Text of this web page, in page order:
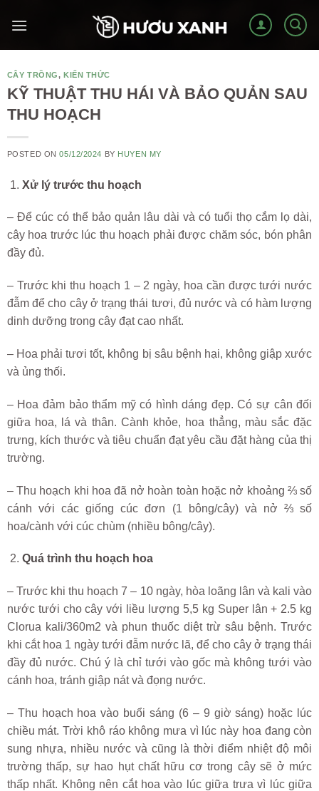
CÂY TRỒNG, KIẾN THỨC
KỸ THUẬT THU HÁI VÀ BẢO QUẢN SAU
THU HOẠCH
POSTED ON05/12/2024 BY HUYEN MY
Xử lý trước thu hoạch
– Để cúc có thể bảo quản lâu dài và có tuổi thọ cắm lọ dài,
cây hoa trước lúc thu hoạch phải được chăm sóc, bón phân
đầy đủ.
– Trước khi thu hoạch 1 – 2 ngày, hoa cần được tưới nước
đẫm để cho cây ở trạng thái tươi, đủ nước và có hàm lượng
dinh dưỡng trong cây đạt cao nhất.
– Hoa phải tươi tốt, không bị sâu bệnh hại, không giập xước
và ủng thối.
– Hoa đảm bảo thẩm mỹ có hình dáng đẹp. Có sự cân đối
giữa hoa, lá và thân. Cành khỏe, hoa thẳng, màu sắc đặc
trưng, kích thước và tiêu chuẩn đạt yêu cầu đặt hàng của thị
trường.
– Thu hoạch khi hoa đã nở hoàn toàn hoặc nở khoảng ⅔ số
cánh với các giống cúc đơn (1 bông/cây) và nở ⅔ số
hoa/cành với cúc chùm (nhiều bông/cây).
Quá trình thu hoạch hoa
– Trước khi thu hoạch 7 – 10 ngày, hòa loãng lân và kali vào
nước tưới cho cây với liều lượng 5,5 kg Super lân + 2.5 kg
Clorua kali/360m2 và phun thuốc diệt trừ sâu bệnh. Trước
khi cắt hoa 1 ngày tưới đẫm nước lã, để cho cây ở trạng thái
đầy đủ nước. Chú ý là chỉ tưới vào gốc mà không tưới vào
cánh hoa, tránh giập nát và đọng nước.
– Thu hoạch hoa vào buổi sáng (6 – 9 giờ sáng) hoặc lúc
chiều mát. Trời khô ráo không mưa vì lúc này hoa đang còn
sung nhựa, nhiều nước và cũng là thời điểm nhiệt độ môi
trường thấp, sự hao hụt chất hữu cơ trong cây sẽ ở mức
thấp nhất. Không nên cắt hoa vào lúc giữa trưa vì lúc giữa